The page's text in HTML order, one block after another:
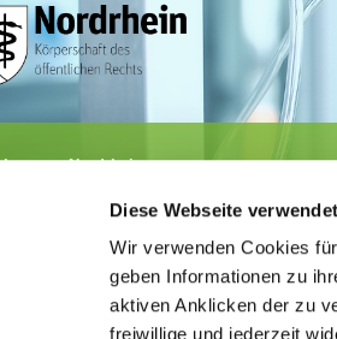
Diese Webseite
Wir verwenden Cookies
geben Informationen zu
aktiven Anklicken der zu
freiwillige und jederzeit
Nordrhein
· Fax 0211 / 4302 2009
aerztekammer@aekno.de